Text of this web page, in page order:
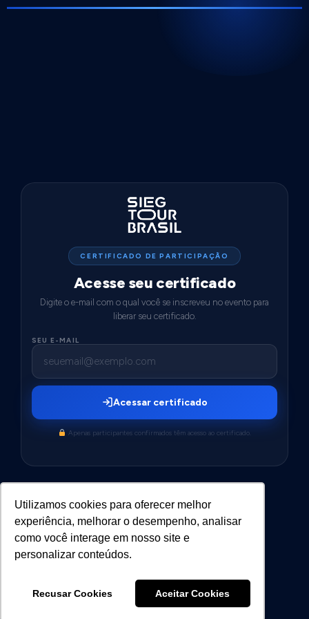
Utilizamos cookies para oferecer melhor
experiência, melhorar o desempenho, analisar
como você interage em nosso site e
personalizar conteúdos.
Recusar Cookies Aceitar Cookies
CERTIFICADO DE PARTICIPAÇÃO
Acesse seu certificado
Digite o e-mail com o qual você se inscreveu no evento para
liberar seu certificado.
SEU E-MAIL
Acessar certificado
Apenas participantes confirmados têm acesso ao certificado.